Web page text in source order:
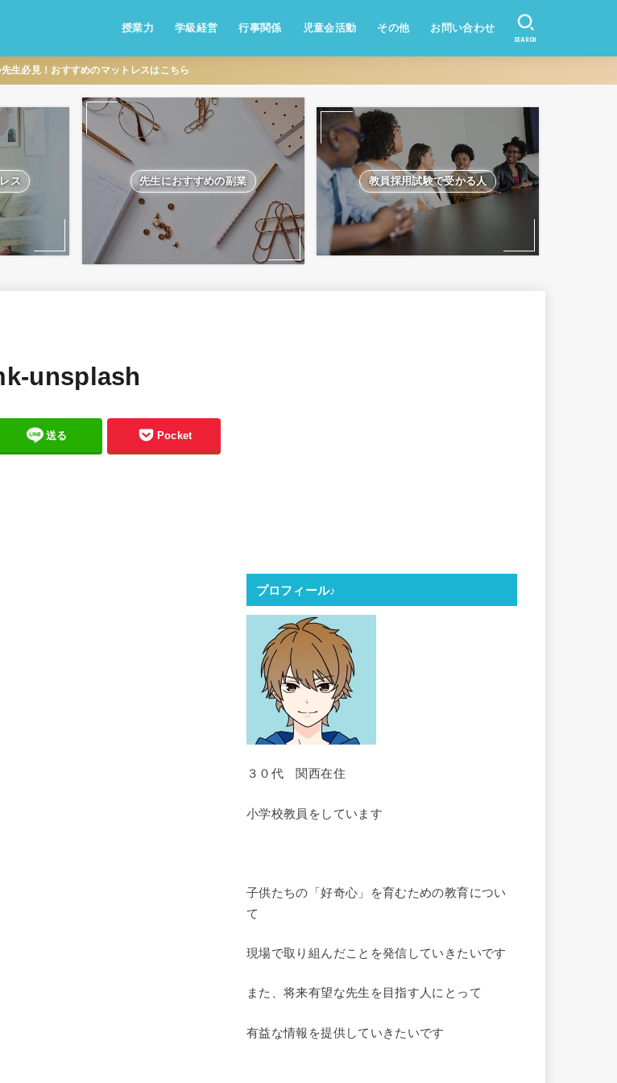
授業力 学級経営 行事関係 児童会活動 その他
資産形成
業務改善
教員になりたい方 学校のQ&A
教員採用試験
お問い合わせ
SEARCH
生必見！おすすめのマットレスはこちら
ス 先生におすすめの副業 教員採用試験で受かる人
unsplash
送る Pocket
プロフィール♪
３０代 関西在住
小学校教員をしています
子供たちの「好奇心」を育むための教育につい
て
現場で取り組んだことを発信していきたいです
また、将来有望な先生を目指す人にとって
有益な情報を提供していきたいです